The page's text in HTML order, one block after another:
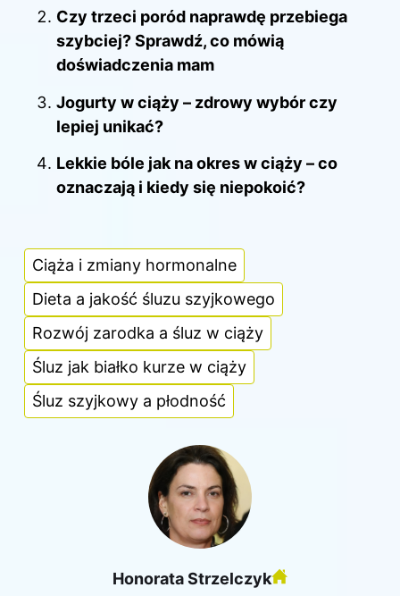
Czy trzeci poród naprawdę przebiega
szybciej? Sprawdź, co mówią
doświadczenia mam
Jogurty w ciąży – zdrowy wybór czy
lepiej unikać?
Lekkie bóle jak na okres w ciąży – co
oznaczają i kiedy się niepokoić?
Ciąża i zmiany hormonalne
Dieta a jakość śluzu szyjkowego
Rozwój zarodka a śluz w ciąży
Śluz jak białko kurze w ciąży
Śluz szyjkowy a płodność
Honorata Strzelczyk